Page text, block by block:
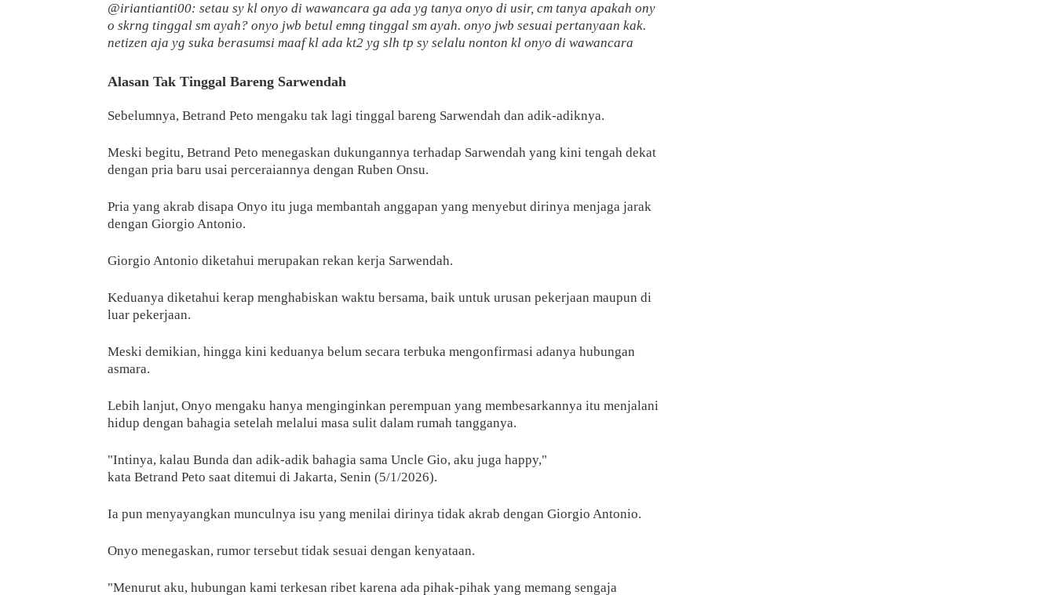
@iriantianti00: setau sy kl onyo di wawancara ga ada yg tanya onyo di usir, cm tanya apakah ony
o skrng tinggal sm ayah? onyo jwb betul emng tinggal sm ayah. onyo jwb sesuai pertanyaan kak.
netizen aja yg suka berasumsi maaf kl ada kt2 yg slh tp sy selalu nonton kl onyo di wawancara
Alasan Tak Tinggal Bareng Sarwendah
Sebelumnya, Betrand Peto mengaku tak lagi tinggal bareng Sarwendah dan adik-adiknya.
Meski begitu, Betrand Peto menegaskan dukungannya terhadap Sarwendah yang kini tengah dekat
dengan pria baru usai perceraiannya dengan Ruben Onsu.
Pria yang akrab disapa Onyo itu juga membantah anggapan yang menyebut dirinya menjaga jarak
dengan Giorgio Antonio.
Giorgio Antonio diketahui merupakan rekan kerja Sarwendah.
Keduanya diketahui kerap menghabiskan waktu bersama, baik untuk urusan pekerjaan maupun di
luar pekerjaan.
Meski demikian, hingga kini keduanya belum secara terbuka mengonfirmasi adanya hubungan
asmara.
Lebih lanjut, Onyo mengaku hanya menginginkan perempuan yang membesarkannya itu menjalani
hidup dengan bahagia setelah melalui masa sulit dalam rumah tangganya.
"Intinya, kalau Bunda dan adik-adik bahagia sama Uncle Gio, aku juga happy,"
kata Betrand Peto saat ditemui di Jakarta, Senin (5/1/2026).
Ia pun menyayangkan munculnya isu yang menilai dirinya tidak akrab dengan Giorgio Antonio.
Onyo menegaskan, rumor tersebut tidak sesuai dengan kenyataan.
"Menurut aku, hubungan kami terkesan ribet karena ada pihak-pihak yang memang sengaja